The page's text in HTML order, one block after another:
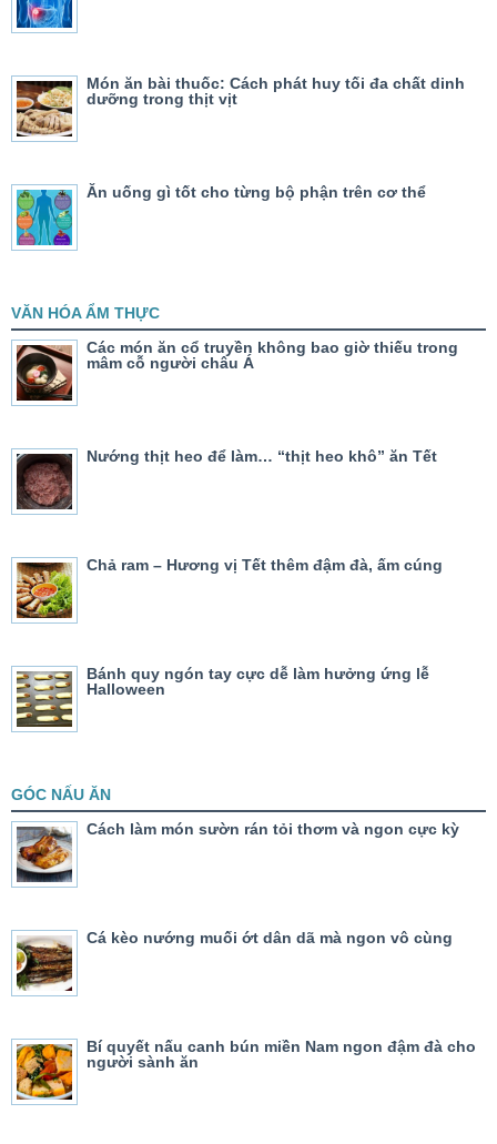
Món ăn bài thuốc: Cách phát huy tối đa chất dinh
dưỡng trong thịt vịt
Ăn uống gì tốt cho từng bộ phận trên cơ thể
VĂN HÓA ẨM THỰC
Các món ăn cổ truyền không bao giờ thiếu trong
mâm cỗ người châu Á
Nướng thịt heo để làm… “thịt heo khô” ăn Tết
Chả ram – Hương vị Tết thêm đậm đà, ấm cúng
Bánh quy ngón tay cực dễ làm hưởng ứng lễ
Halloween
GÓC NẤU ĂN
Cách làm món sườn rán tỏi thơm và ngon cực kỳ
Cá kèo nướng muối ớt dân dã mà ngon vô cùng
Bí quyết nấu canh bún miền Nam ngon đậm đà cho
người sành ăn